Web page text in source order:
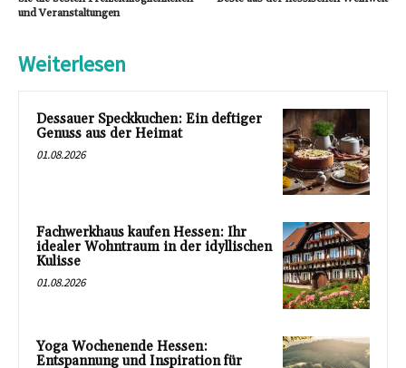
und Veranstaltungen
Weiterlesen
Dessauer Speckkuchen: Ein deftiger
Genuss aus der Heimat
01.08.2026
Fachwerkhaus kaufen Hessen: Ihr
idealer Wohntraum in der idyllischen
Kulisse
01.08.2026
Yoga Wochenende Hessen:
Entspannung und Inspiration für